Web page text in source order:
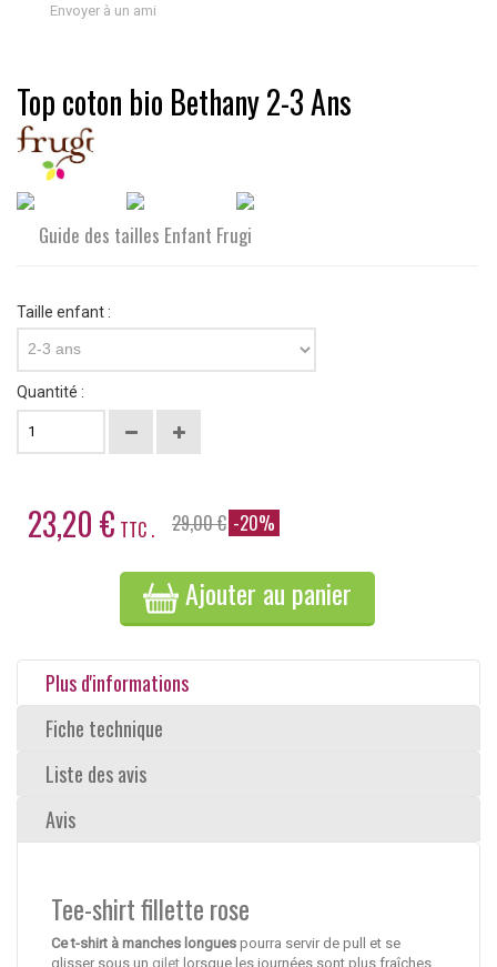
Envoyer à un ami
Top coton bio Bethany 2-3 Ans
Guide des tailles Enfant Frugi
Taille enfant :
2-3 ans
Quantité :
23,20 € TTC . 29,00 € -20%
Ajouter au panier
Plus d'informations
Fiche technique
Liste des avis
Avis
Tee-shirt fillette rose
Ce t-shirt à manches longues pourra servir de pull et se
glisser sous un gilet lorsque les journées sont plus fraîches.